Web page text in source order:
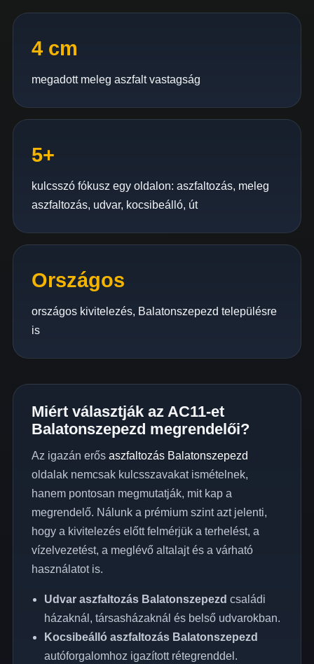
4 cm
megadott meleg aszfalt vastagság
5+
kulcsszó fókusz egy oldalon: aszfaltozás, meleg
aszfaltozás, udvar, kocsibeálló, út
Országos
országos kivitelezés, Balatonszepezd településre
is
Miért választják az AC11-et
Balatonszepezd megrendelői?
Az igazán erős aszfaltozás Balatonszepezd
oldalak nemcsak kulcsszavakat ismételnek,
hanem pontosan megmutatják, mit kap a
megrendelő. Nálunk a prémium szint azt jelenti,
hogy a kivitelezés előtt felmérjük a terhelést, a
vízelvezetést, a meglévő altalajt és a várható
használatot is.
Udvar aszfaltozás Balatonszepezd családi
házaknál, társasházaknál és belső udvarokban.
Kocsibeálló aszfaltozás Balatonszepezd
autóforgalomhoz igazított rétegrenddel.